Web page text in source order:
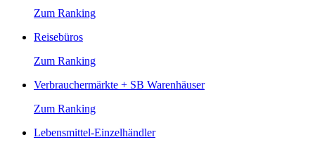
Zum Ranking
Reisebüros
Zum Ranking
Verbrauchermärkte + SB Warenhäuser
Zum Ranking
Lebensmittel-Einzelhändler